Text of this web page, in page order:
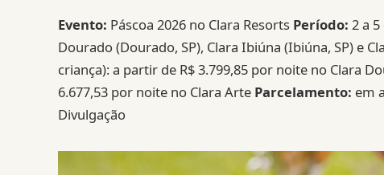
Evento: Páscoa 2026 no Clara Resorts Período: 2 a
Dourado (Dourado, SP), Clara Ibiúna (Ibiúna, SP) e
criança): a partir de R$ 3.799,85 por noite no Clara
6.677,53 por noite no Clara Arte Parcelamento: em
Divulgação